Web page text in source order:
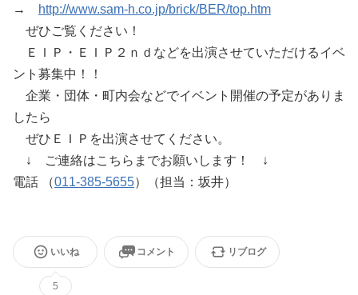
→
http://www.sam-h.co.jp/brick/BER/top.htm
ぜひご覧ください！
ＥＩＰ・ＥＩＰ２ｎｄなどを出演させていただけるイベ
ント募集中！！
企業・団体・町内会などでイベント開催の予定がありま
したら
ぜひＥＩＰを出演させてください。
↓ ご連絡はこちらまでお願いします！ ↓
電話 （011-385-5655）（担当：坂井）
いいね
5
コメント リブログ